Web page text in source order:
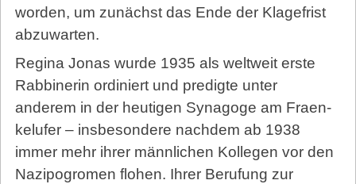
worden, um zunächst das Ende der Klagefrist
abzuwarten.
Regina Jonas wurde 1935 als weltweit erste
Rabbinerin ordiniert und predigte unter
anderem in der heutigen Sy­na­go­ge am Fraen­
kel­ufer – insbesondere nachdem ab 1938
immer mehr ihrer männlichen Kollegen vor den
Nazipogromen flohen. Ihrer Berufung zur